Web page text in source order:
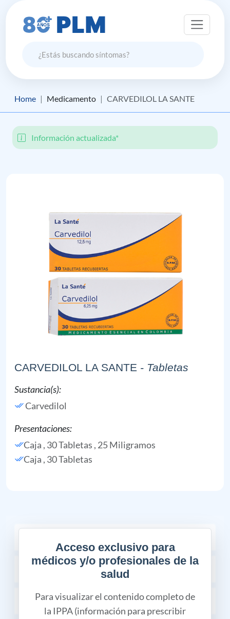
Home Medicamento CARVEDILOL LA SANTE
Información actualizada*
CARVEDILOL LA SANTE - Tabletas
Sustancia(s):
Carvedilol
Presentaciones:
Caja , 30 Tabletas , 25 Miligramos
Caja , 30 Tabletas
Acceso exclusivo para
médicos y/o profesionales de la
salud
Para visualizar el contenido completo de
la IPPA (información para prescribir
INDICACIONES TERAPÉUTICAS
FARMACOCINÉTICA Y FARMACODINAMIA